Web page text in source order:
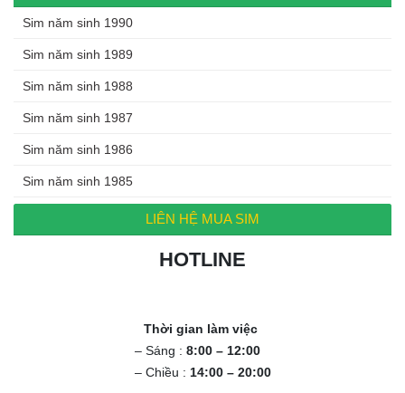
Sim năm sinh 1990
Sim năm sinh 1989
Sim năm sinh 1988
Sim năm sinh 1987
Sim năm sinh 1986
Sim năm sinh 1985
LIÊN HỆ MUA SIM
HOTLINE
Thời gian làm việc
– Sáng : 8:00 – 12:00
– Chiều : 14:00 – 20:00